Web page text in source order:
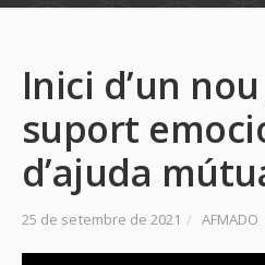
Inici d’un
suport
d’ajuda
25 de setembre de 2021 / AFMADO